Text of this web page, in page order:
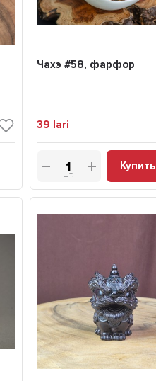
Чахэ #58, фарфор
39 lari
шт.
Купить